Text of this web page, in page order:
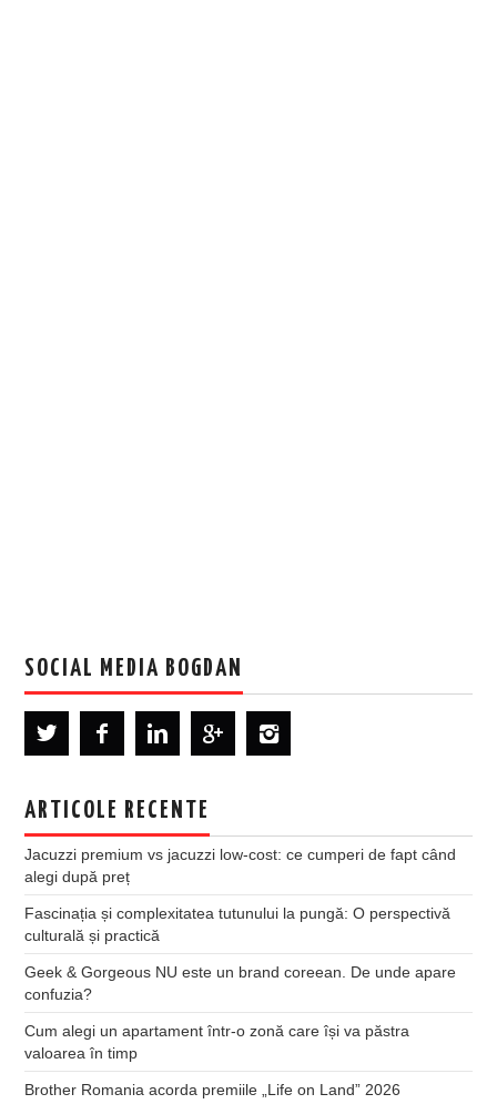
SOCIAL MEDIA BOGDAN
ARTICOLE RECENTE
Jacuzzi premium vs jacuzzi low-cost: ce cumperi de fapt când
alegi după preț
Fascinația și complexitatea tutunului la pungă: O perspectivă
culturală și practică
Geek & Gorgeous NU este un brand coreean. De unde apare
confuzia?
Cum alegi un apartament într-o zonă care își va păstra
valoarea în timp
Brother Romania acorda premiile „Life on Land” 2026